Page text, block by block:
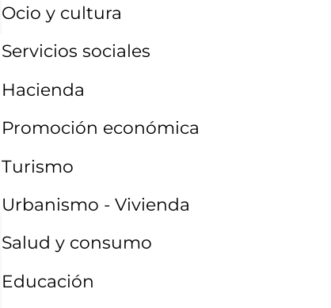
Ocio y cultura
Servicios sociales
Hacienda
Promoción económica
Turismo
Urbanismo - Vivienda
Salud y consumo
Educación